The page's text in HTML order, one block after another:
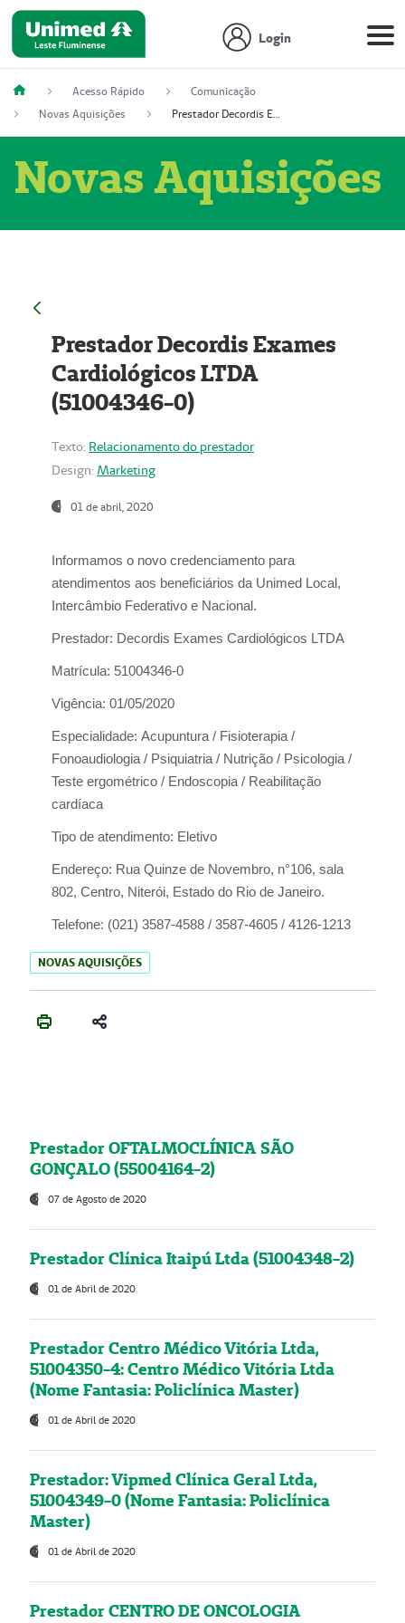
Login
Acesso Rápido
Comunicação
Novas Aquisições
Prestador Decordis Exames Cardiológicos LTDA (51004346-0)
Novas Aquisições
Prestador Decordis Exames
Cardiológicos LTDA
(51004346-0)
Texto: Relacionamento do prestador
Design: Marketing
01 de abril, 2020
Informamos o novo credenciamento para
atendimentos aos beneficiários da Unimed Local,
Intercâmbio Federativo e Nacional.
Prestador: Decordis Exames Cardiológicos LTDA
Matrícula: 51004346-0
Vigência: 01/05/2020
Especialidade: Acupuntura / Fisioterapia /
Fonoaudiologia / Psiquiatria / Nutrição / Psicologia /
Teste ergométrico / Endoscopia / Reabilitação
cardíaca
Tipo de atendimento: Eletivo
Endereço: Rua Quinze de Novembro, n°106, sala
802, Centro, Niterói, Estado do Rio de Janeiro.
Telefone: (021) 3587-4588 / 3587-4605 / 4126-1213
NOVAS AQUISIÇÕES
Prestador OFTALMOCLÍNICA SÃO
GONÇALO (55004164-2)
07 de Agosto de 2020
Prestador Clínica Itaipú Ltda (51004348-2)
01 de Abril de 2020
Prestador Centro Médico Vitória Ltda,
51004350-4: Centro Médico Vitória Ltda
(Nome Fantasia: Policlínica Master)
01 de Abril de 2020
Prestador: Vipmed Clínica Geral Ltda,
51004349-0 (Nome Fantasia: Policlínica
Master)
01 de Abril de 2020
Prestador CENTRO DE ONCOLOGIA